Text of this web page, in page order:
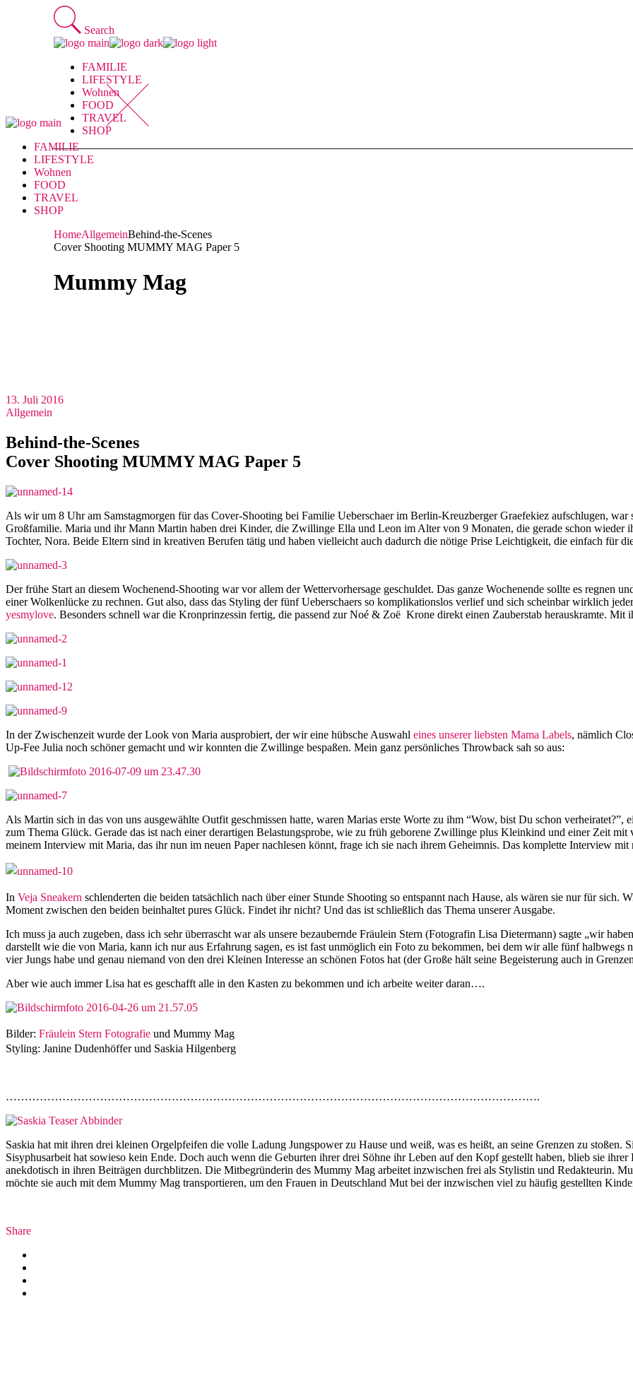
Search
FAMILIE
LIFESTYLE
Wohnen
FOOD
TRAVEL
SHOP
FAMILIE
LIFESTYLE
Wohnen
FOOD
TRAVEL
SHOP
HomeAllgemeinBehind-the-Scenes
Cover Shooting MUMMY MAG Paper 5
Mummy Mag
13. Juli 2016
Allgemein
Behind-the-Scenes
Cover Shooting MUMMY MAG Paper 5
Als wir um 8 Uhr am Samstagmorgen für das Cover-Shooting bei Familie Ueberschaer im Berlin-Kreuzberger Graefekiez aufschlugen,
Großfamilie. Maria und ihr Mann Martin haben drei Kinder, die Zwillinge Ella und Leon im Alter von 9 Monaten, die gerade schon wieder
Tochter, Nora. Beide Eltern sind in kreativen Berufen tätig und haben vielleicht auch dadurch die nötige Prise Leichtigkeit, die einfach für
Der frühe Start an diesem Wochenend-Shooting war vor allem der Wettervorhersage geschuldet. Das ganze Wochenende sollte es regnen
einer Wolkenlücke zu rechnen. Gut also, dass das Styling der fünf Ueberschaers so komplikationslos verlief und sich scheinbar wirklich
yesmylove. Besonders schnell war die Kronprinzessin fertig, die passend zur Noé & Zoë Krone direkt einen Zauberstab herauskramte.
In der Zwischenzeit wurde der Look von Maria ausprobiert, der wir eine hübsche Auswahl eines unserer liebsten Mama Labels, nämlich
Up-Fee Julia noch schöner gemacht und wir konnten die Zwillinge bespaßen. Mein ganz persönliches Throwback sah so aus:
Als Martin sich in das von uns ausgewählte Outfit geschmissen hatte, waren Marias erste Worte zu ihm “Wow, bist Du schon verheiratet?”,
zum Thema Glück. Gerade das ist nach einer derartigen Belastungsprobe, wie zu früh geborene Zwillinge plus Kleinkind und einer Zeit
meinem Interview mit Maria, das ihr nun im neuen Paper nachlesen könnt, frage ich sie nach ihrem Geheimnis. Das komplette Interview
In Veja Sneakern schlenderten die beiden tatsächlich nach über einer Stunde Shooting so entspannt nach Hause, als wären sie nur für sich.
Moment zwischen den beiden beinhaltet pures Glück. Findet ihr nicht? Und das ist schließlich das Thema unserer Ausgabe.
Ich muss ja auch zugeben, dass ich sehr überrascht war als unsere bezaubernde Fräulein Stern (Fotografin Lisa Dietermann) sagte „wir
darstellt wie die von Maria, kann ich nur aus Erfahrung sagen, es ist fast unmöglich ein Foto zu bekommen, bei dem wir alle fünf halbwegs
vier Jungs habe und genau niemand von den drei Kleinen Interesse an schönen Fotos hat (der Große hält seine Begeisterung auch in
Aber wie auch immer Lisa hat es geschafft alle in den Kasten zu bekommen und ich arbeite weiter daran….
Bilder: Fräulein Stern Fotografie und Mummy Mag
Styling: Janine Dudenhöffer und Saskia Hilgenberg
…………………………………………………………………………………………………………………………….
Saskia hat mit ihren drei kleinen Orgelpfeifen die volle Ladung Jungspower zu Hause und weiß, was es heißt, an seine Grenzen zu stoßen.
Si­sy­phus­ar­beit hat sowieso kein Ende. Doch auch wenn die Geburten ihrer drei Söhne ihr Leben auf den Kopf gestellt haben, blieb sie
anekdotisch in ihren Beiträgen durchblitzen. Die Mitbegründerin des Mummy Mag arbeitet inzwischen frei als Stylistin und Redakteurin.
möchte sie auch mit dem Mummy Mag transportieren, um den Frauen in Deutschland Mut bei der inzwischen viel zu häufig gestellten
Share